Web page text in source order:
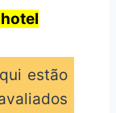
estão